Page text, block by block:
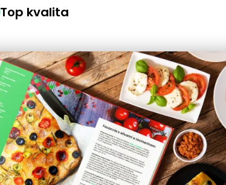
Top kvalita